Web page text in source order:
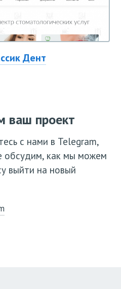
Дент
ваш проект
с нами в Telegram,
обсудим, как мы можем
выйти на новый